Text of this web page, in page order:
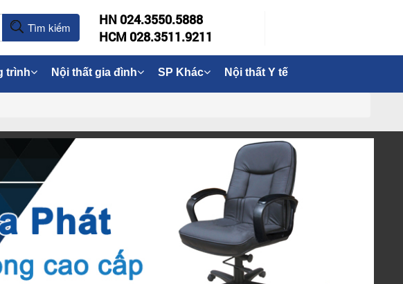
Tìm kiếm
HN 024.3550.5888
HCM 028.3511.9211
trình Nội thất gia đình SP Khác Nội thất Y tế